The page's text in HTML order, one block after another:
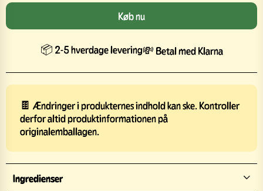
Køb nu
📦 2-5 hverdage levering💸 Betal med Klarna
🍫 Ændringer i produkternes indhold kan ske. Kontroller
derfor altid produktinformationen på
originalemballagen.
Ingredienser